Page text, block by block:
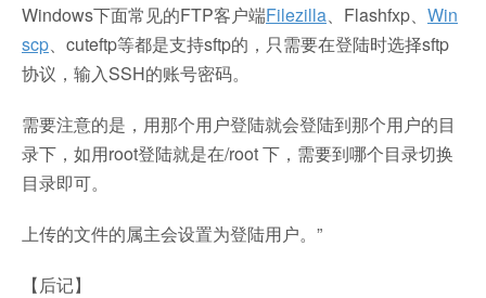
Windows下面常见的FTP客户端Filezilla 、Flashfxp、 Win
scp 、cuteftp等都是支持sftp的，只需要在登陆时选择sftp
协议，输入SSH的账号密码。
需要注意的是，用那个用户登陆就会登陆到那个用户的目
录下，如用root登陆就是在/root 下，需要到哪个目录切换
目录即可。
上传的文件的属主会设置为登陆用户。”
【后记】